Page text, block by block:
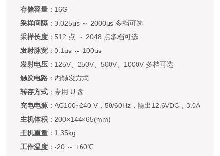
存储容量 ：16G
采样间隔 ：0.025μs ～ 2000μs 多档可选
采样长度 ：512 点 ～ 2048 点多档可选
发射脉宽 ：0.1μs ～ 100μs
发射电压 ：125V、250V、500V、1000V 多档可选
触发电路 ：内触发方式
转存方式 ：专用 U 盘
充电电源 ：AC100~240 V，50/60Hz，输出12.6VDC，3.0A
主机体积 ：200×144×65(mm)
主机重量 ：1.35kg
工作温度 ：-20 ～ +60℃